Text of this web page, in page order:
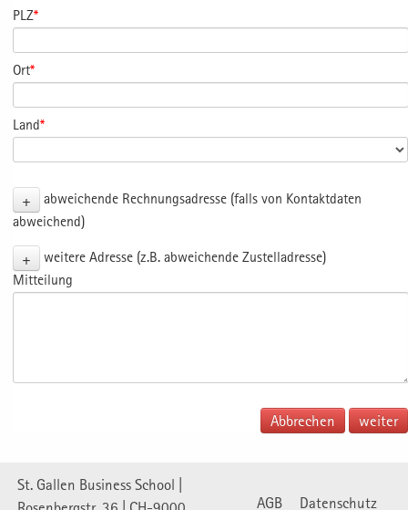
PLZ*
Ort*
Land*
+
abweichende Rechnungsadresse (falls von Kontaktdaten
abweichend)
+
weitere Adresse (z.B. abweichende Zustelladresse)
Mitteilung
Abbrechen
St. Gallen Business School |
AGB Datenschutz